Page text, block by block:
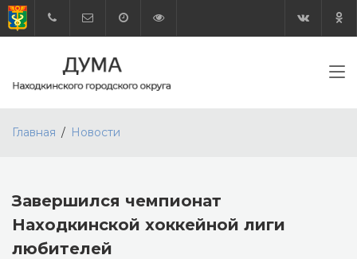
Главная Новости
Завершился чемпионат
Находкинской хоккейной лиги
любителей